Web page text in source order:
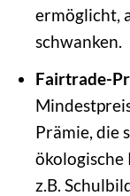
ermöglicht,
schwanken.
Fairtrade-
Prämie, die
ökologische
z.B.